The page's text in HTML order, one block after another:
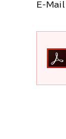
E-Mail